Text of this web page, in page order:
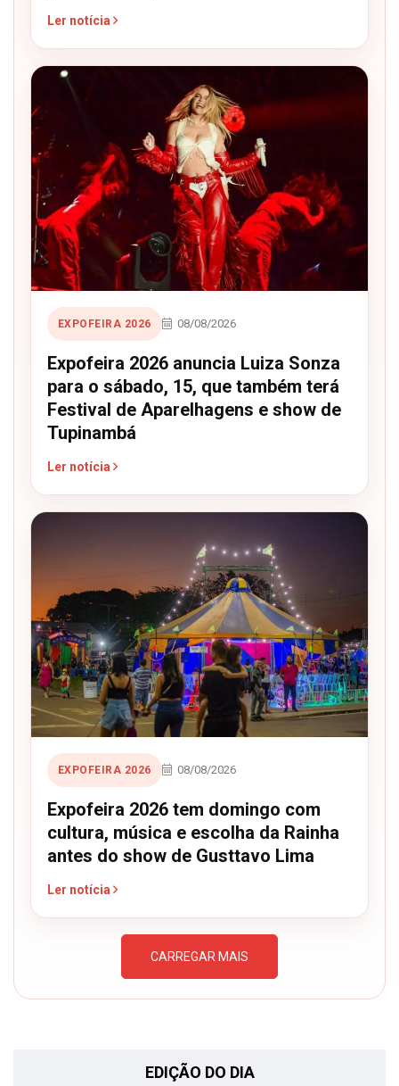
Ler notícia
EXPOFEIRA 2026 08/08/2026
Expofeira 2026 anuncia Luiza Sonza
para o sábado, 15, que também terá
Festival de Aparelhagens e show de
Tupinambá
Ler notícia
EXPOFEIRA 2026 08/08/2026
Expofeira 2026 tem domingo com
cultura, música e escolha da Rainha
antes do show de Gusttavo Lima
Ler notícia
CARREGAR MAIS
EDIÇÃO DO DIA